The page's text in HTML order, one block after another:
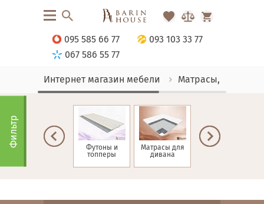
095 585 66 77
093 103 33 77
067 586 55 77
Интернет магазин мебели Матрасы, текстиль
Матрасы зима-
Футоны и
топперы
Матрасы для
дивана
Детские
Фильтр